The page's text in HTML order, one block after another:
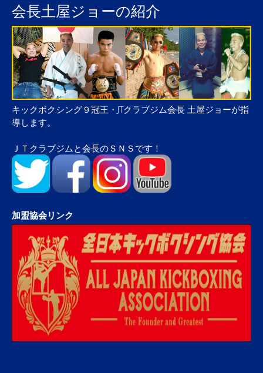
会長土屋ジョーの紹介
キックボクシング９冠王・JTクラブジム会長 土屋ジョーが指
導します。
ＪＴクラブジムと会長のＳＮＳです！
加盟協会リンク